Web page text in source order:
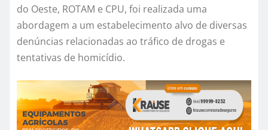
do Oeste, ROTAM e CPU, foi realizada uma
abordagem a um estabelecimento alvo de diversas
denúncias relacionadas ao tráfico de drogas e
tentativas de homicídio.